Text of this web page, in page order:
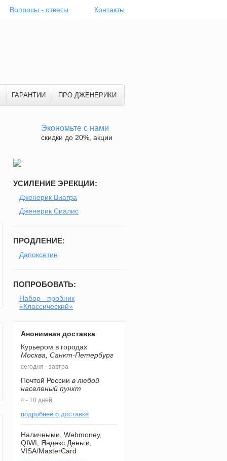
Вопросы - ответы Контакты
ГАРАНТИИ ПРО ДЖЕНЕРИКИ
Экономьте с нами
скидки до 20%, акции
УСИЛЕНИЕ ЭРЕКЦИИ:
Дженерик Виагра
Дженерик Сиалис
ПРОДЛЕНИЕ:
Дапоксетин
ПОПРОБОВАТЬ:
Набор - пробник
«Классический»
Анонимная доставка
Курьером в городах
Москва, Санкт-Петербург
сегодня - завтра
Почтой России в любой
населеный пункт
4 - 10 дней
подробнее о доставке
Наличными, Webmoney,
QIWI, Яндекс.Деньги,
VISA/MasterCard